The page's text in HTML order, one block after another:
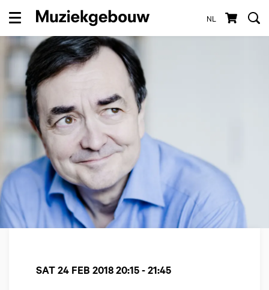
NL
Menu
SAT 24 FEB 201820:15 - 21:45